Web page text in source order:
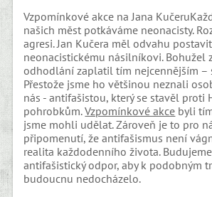
Vzpomínkové akce na Jana
našich měst potkáváme neonacisty.
agresi. Jan Kučera měl odvahu
neonacistickému násilníkovi. Bohužel
odhodlání zaplatil tím nejcennějším –
Přestože jsme ho většinou neznali
nás - antifašistou, který se stavěl proti
pohrobkům.Vzpomínkové akce byli
jsme mohli udělat. Zároveň je to pro
připomenutí, že antifašismus není
realita každodenního života.
antifašistický odpor, aby k podobným
budoucnu nedocházelo.